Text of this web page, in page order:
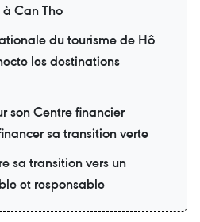
Can Tho
du tourisme de Hô
les destinations
son Centre financier
sa transition verte
sa transition vers un
et responsable